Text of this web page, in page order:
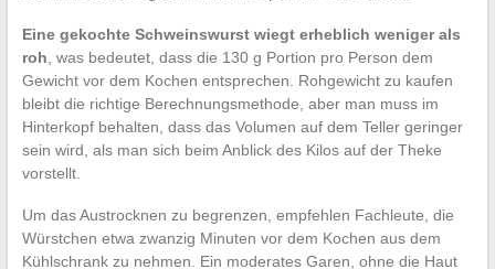
Eine gekochte Schweinswurst wiegt erheblich weniger als
roh, was bedeutet, dass die 130 g Portion pro Person dem
Gewicht vor dem Kochen entsprechen. Rohgewicht zu kaufen
bleibt die richtige Berechnungsmethode, aber man muss im
Hinterkopf behalten, dass das Volumen auf dem Teller geringer
sein wird, als man sich beim Anblick des Kilos auf der Theke
vorstellt.
Um das Austrocknen zu begrenzen, empfehlen Fachleute, die
Würstchen etwa zwanzig Minuten vor dem Kochen aus dem
Kühlschrank zu nehmen. Ein moderates Garen, ohne die Haut